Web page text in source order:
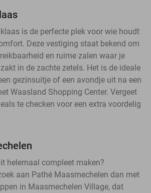
is de perfecte plek voor wie houdt
Deze vestiging staat bekend om
en ruime zalen waar je
in de zachte zetels. Het is de ideale
gezinsuitje of een avondje uit na een
Waasland Shopping Center. Vergeet
te checken voor een extra voordelig
helemaal compleet maken?
aan Pathé Maasmechelen dan met
in Maasmechelen Village, dat